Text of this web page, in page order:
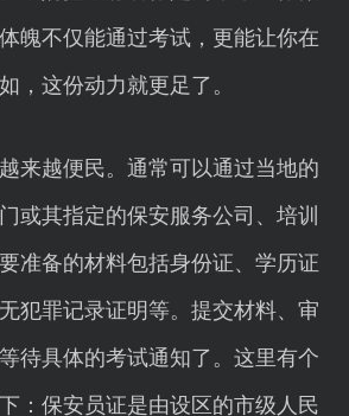
魄不仅能通过考试，更能让你在
，这份动力就更足了。
来越便民。通常可以通过当地的
或其指定的保安服务公司、培训
准备的材料包括身份证、学历证
犯罪记录证明等。提交材料、审
待具体的考试通知了。这里有个
：保安员证是由设区的市级人民